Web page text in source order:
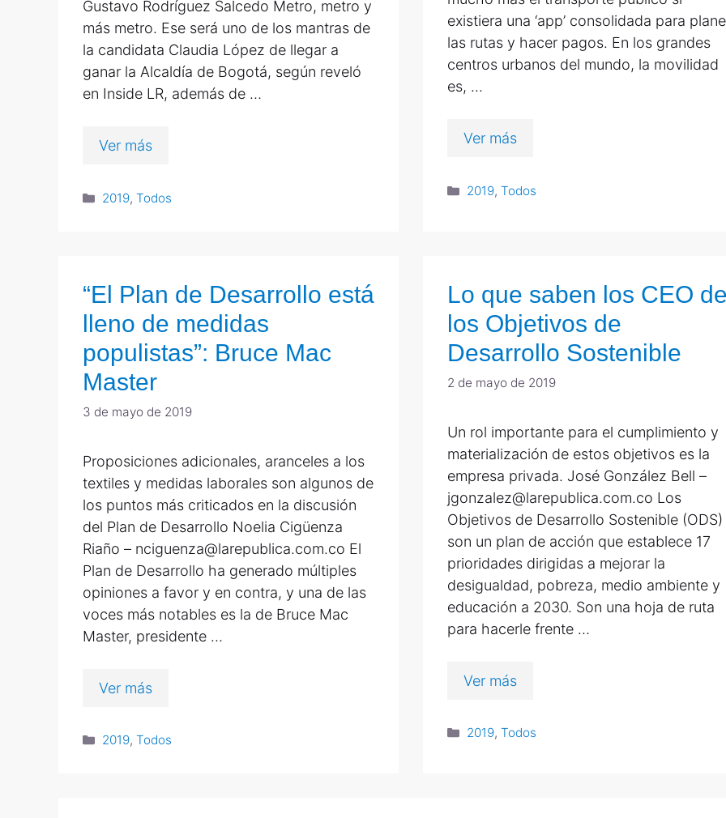
Gustavo Rodríguez Salcedo Metro, metro y
más metro. Ese será uno de los mantras de
la candidata Claudia López de llegar a
ganar la Alcaldía de Bogotá, según reveló
en Inside LR, además de …
Ver más
2019,Todos
existiera una ‘app’ consolidada para
las rutas y hacer pagos. En los grandes
centros urbanos del mundo, la movilidad
es, …
Ver más
2019,Todos
“El Plan de Desarrollo está
lleno de medidas
populistas”: Bruce Mac
Master
3 de mayo de 2019
Proposiciones adicionales, aranceles a los
textiles y medidas laborales son algunos de
los puntos más criticados en la discusión
del Plan de Desarrollo Noelia Cigüenza
Riaño – nciguenza@larepublica.com.co El
Plan de Desarrollo ha generado múltiples
opiniones a favor y en contra, y una de las
voces más notables es la de Bruce Mac
Master, presidente …
Ver más
2019,Todos
Lo que saben los CEO
los Objetivos de
Desarrollo Sostenible
2 de mayo de 2019
Un rol importante para el cumplimiento y
materialización de estos objetivos es la
empresa privada. José González Bell –
jgonzalez@larepublica.com.co Los
Objetivos de Desarrollo Sostenible (ODS)
son un plan de acción que establece 17
prioridades dirigidas a mejorar la
desigualdad, pobreza, medio ambiente y
educación a 2030. Son una hoja de ruta
para hacerle frente …
Ver más
2019,Todos